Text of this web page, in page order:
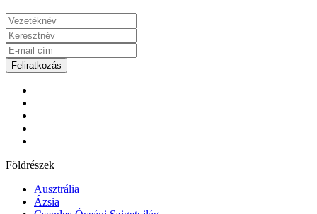
Feliratkozás
Földrészek
Ausztrália
Ázsia